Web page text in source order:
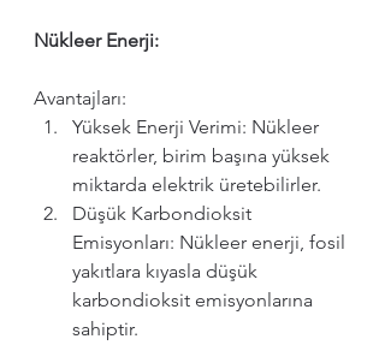
Nükleer Enerji:
Avantajları:
Yüksek Enerji Verimi: Nükleer
reaktörler, birim başına yüksek
miktarda elektrik üretebilirler.
Düşük Karbondioksit
Emisyonları: Nükleer enerji, fosil
yakıtlara kıyasla düşük
karbondioksit emisyonlarına
sahiptir.